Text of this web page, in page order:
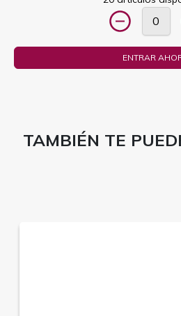
ENTRAR
TAMBIÉN TE